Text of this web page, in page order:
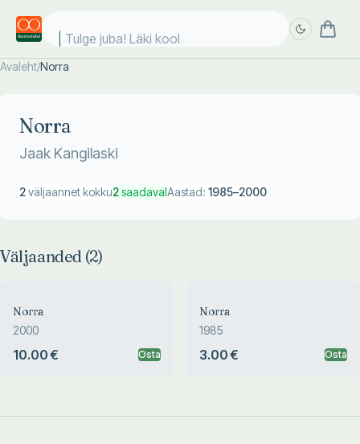
Tulge juba! Läki kooli
Avaleht/Norra
Norra
Jaak Kangilaski
2väljaannet kokku2saadavalAastad: 1985–2000
Väljaanded (2)
Norra
2000
10.00 € Osta
Norra
1985
3.00 € Osta